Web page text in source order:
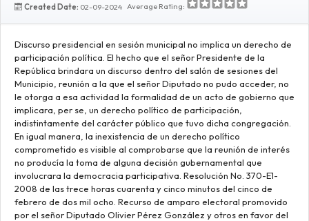
Created Date: 02-09-2024 Average Rating:
Discurso presidencial en sesión municipal no implica un derecho de
participación política. El hecho que el señor Presidente de la
República brindara un discurso dentro del salón de sesiones del
Municipio, reunión a la que el señor Diputado no pudo acceder, no
le otorga a esa actividad la formalidad de un acto de gobierno que
implicara, per se, un derecho político de participación,
indistintamente del carácter público que tuvo dicha congregación.
En igual manera, la inexistencia de un derecho político
comprometido es visible al comprobarse que la reunión de interés
no producía la toma de alguna decisión gubernamental que
involucrara la democracia participativa. Resolución No. 370-E1-
2008 de las trece horas cuarenta y cinco minutos del cinco de
febrero de dos mil ocho. Recurso de amparo electoral promovido
por el señor Diputado Olivier Pérez González y otros en favor del